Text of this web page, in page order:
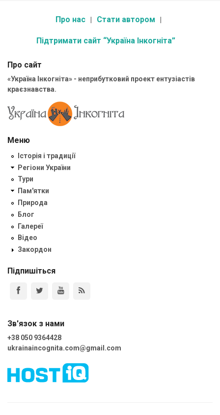
Про нас Стати автором
Підтримати сайт “Україна Інкогніта”
Про сайт
«Україна Інкогніта» - неприбутковий проект ентузіастів
краєзнавства.
Меню
Історія і традиції
Регіони України
Тури
Пам'ятки
Природа
Блог
Галереї
Відео
Закордон
Підпишіться
Зв'язок з нами
+38 050 9364428
ukrainaincognita.com@gmail.com